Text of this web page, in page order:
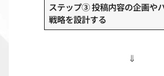
ステップ③ 投稿内容の企画や
戦略を設計する
⇓